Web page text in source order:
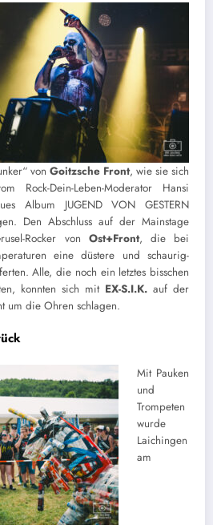
von Goitzsche Front, wie sie sich
Rock-Dein-Leben-Moderator Hansi
Album JUGEND VON GESTERN
Den Abschluss auf der Mainstage
Rocker von Ost+Front, die bei
eine düstere und schaurig-
Alle, die noch ein letztes bisschen
konnten sich mit EX-S.I.K. auf der
um die Ohren schlagen.
Mit Pauken
und
Trompeten
wurde
Laichingen
am